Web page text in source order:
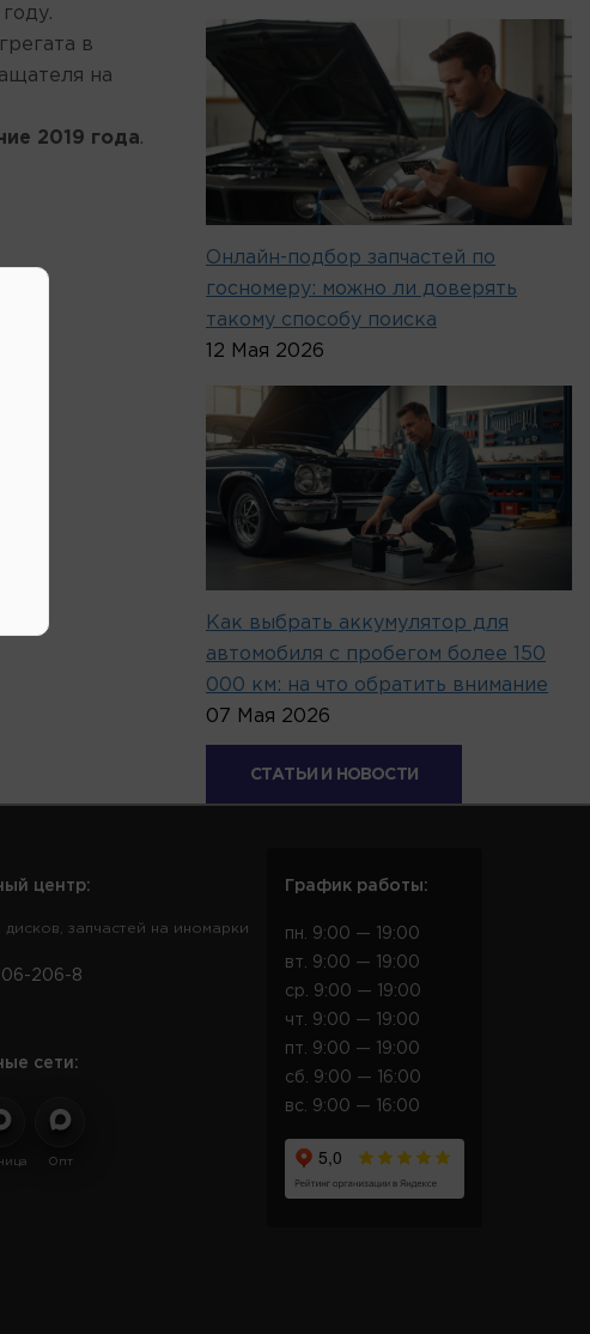
в
на
2019 года.
Онлайн-подбор запчастей по
госномеру: можно ли доверять
такому способу поиска
12 Мая 2026
Как выбрать аккумулятор для
автомобиля с пробегом более 150
000 км: на что обратить внимание
07 Мая 2026
СТАТЬИ И НОВОСТИ
центр:
дисков, запчастей на иномарки
206-8
сети:
Опт
График работы:
пн. 9:00 — 19:00
вт. 9:00 — 19:00
ср. 9:00 — 19:00
чт. 9:00 — 19:00
пт. 9:00 — 19:00
сб. 9:00 — 16:00
вс. 9:00 — 16:00